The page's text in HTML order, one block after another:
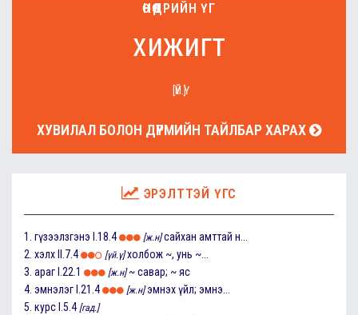
ӨНӨӨДРИЙН ҮГ
хижигт
[ҮЙ.Ү]
ХУВИЛАЛ БОЛОН ДҮРМИЙН ТАЙЛБАР ХАРАХ
ЭРЭЛТТЭЙ ҮГС
1. гүзээлзгэнэ I.18.4 [ж.н] сайхан амттай н...
2. хэлх II.7.4 [үй.ү] холбож ~, унь ~...
3. араг I.22.1 [ж.н] ~ савар; ~ яс
4. эмнэлэг I.21.4 [ж.н] эмнэх үйл; эмнэ...
5. курс I.5.4 [гад.]